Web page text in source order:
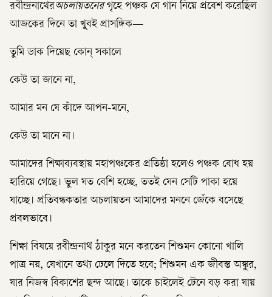
রবীন্দ্রনাথেরঅচলায়তনেরগৃহে পঞ্চক যে গান নিয়ে প্রবেশ করেছিল
আজকের দিনে তা খু্বই প্রাসঙ্গিক—
তুমি ডাক দিয়েছ কোন্‌ সকালে
কেউ তা জানে না,
আমার মন যে কাঁদে আপন-মনে,
কেউ তা মানে না।
আমাদের শিক্ষাব্যবস্থায় মহাপঞ্চকের প্রতিষ্ঠা হলেও পঞ্চক বোধ হয়
হারিয়ে গেছে। ভুল যত বেশি হচ্ছে, ততই যেন সেটি পাকা হয়ে
যাচ্ছে। প্রতিবন্ধকতার অচলায়তন আমাদের মননে জেঁকে বসেছে
প্রবলভাবে।
শিক্ষা বিষয়ে রবীন্দ্রনাথ ঠাকুর মনে করতেন শিশুমন কোনো খালি
পাত্র নয়, যেখানে তথ্য ঢেলে দিতে হবে; শিশুমন এক জীবন্ত অঙ্কুর,
যার নিজস্ব বিকাশের ছন্দ আছে। তাকে চাইলেই টেনে বড় করা যায়